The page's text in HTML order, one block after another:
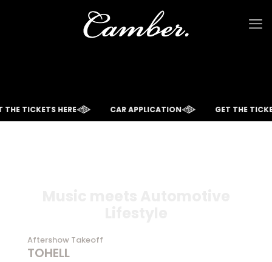
THE TICKETS HERE CAR APPLICATION GET THE
Aftershow Takeoff
TOHELL